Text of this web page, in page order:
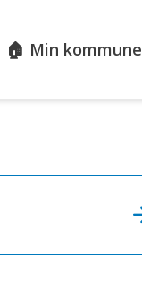
🏠 Min kommune